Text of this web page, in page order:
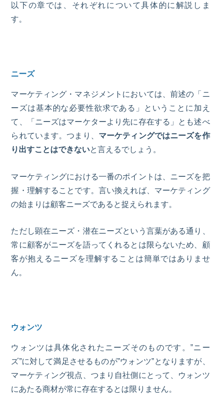
以下の章では、 それぞれについて具体的に解説しま
す。
ニーズ
マーケティング・マネジメントにおいては、前述の「ニ
ーズは基本的な必要性欲求である」ということに加え
て、「ニーズはマーケターより先に存在する」とも述べ
られています。つまり、 マーケティングではニーズを作
り出すことはできないと言えるでしょう。
マーケティングにおける一番のポイントは、ニーズを把
握・理解することです。言い換えれば、マーケティング
の始まりは顧客ニーズであると捉えられます。
ただし顕在ニーズ・潜在ニーズという言葉がある通り、
常に顧客がニーズを語ってくれるとは限らないため、顧
客が抱えるニーズを理解することは簡単ではありませ
ん。
ウォンツ
ウォンツは具体化されたニーズそのものです。”ニー
ズ”に対して満足させるものが”ウォンツ”となりますが、
マーケティング視点、つまり自社側にとって、ウォンツ
にあたる商材が常に存在するとは限りません。